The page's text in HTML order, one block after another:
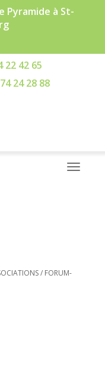
Pyramide à St-
22 42 65
24 28 88
Toggle
/ FORUM-